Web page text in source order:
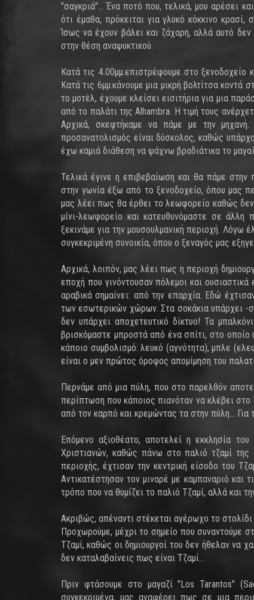
"σαγκριά"... Ένα ποτό που, τελικά, μου αρέσει
ότι έμαθα, πρόκειται για γλυκό κόκκινο
Ίσως να έχουν βάλει και ζάχαρη, αλλά αυτό
στην θέση αναψυκτικού.
Κατά τις 4.00μμ.επιστρέφουμε στο
Κατά τις 6μμ.κάνουμε μια μικρή βολτίτσα κοντά
το μοτέλ, έχουμε κλείσει εισιτήρια για μια
από το παλάτι της Alhambra. Η τιμή τους
Αρχικά, σκεφτήκαμε να πάμε με την
προσανατολισμός είναι δύσκολος, καθώς
έχω καμιά διάθεση να ψάχνω βραδιάτικα το
Τελικά έγινε η επιβεβαίωση και θα πάμε
στην γωνία έξω από το ξενοδοχείο, όπου μας
μας λέει πως θα έρθει το λεωφορείο καθώς
μίνι-λεωφορείο και κατευθυνόμαστε σε άλλη
ξεκινάμε για την μουσουλμανική περιοχή. Λόγω
συγκεκριμένη συνοικία, όπου ο ξεναγός μας
Αρχικά, λοιπόν, μας λέει πως η περιοχή
εποχή που γινόντουσαν πόλεμοι και
αραβικά σημαίνει: από την επαρχία. Εδώ
των εσωτερικών χώρων. Στα σοκάκια υπάρχει -
δεν υπάρχει αποχετευτικό δίκτυο! Τα
βρισκόμαστε μπροστά από ένα σπίτι, στο
κάποιο συμβολισμό: λευκό (αγνότητα), μπλε
είναι ο μεν πρώτος όροφος απομίμηση του
Περνάμε από μια πύλη, που στο παρελθόν
περίπτωση που κάποιος πιανόταν να κλέβει στο
από τον καρπό και κρεμώντας τα στην πύλη...
Επόμενο αξιοθέατο, αποτελεί η εκκλησία
Χριστιανών, καθώς πάνω στο παλιό τζαμί της
περιοχής, έχτισαν την κεντρική είσοδο του
Αντικατέστησαν τον μιναρέ με καμπαναριό και
τρόπο που να θυμίζει το παλιό Τζαμί, αλλά και
Ακριβώς, απέναντι στέκεται αγέρωχο το
Προχωρούμε, μέχρι το σημείο που συναντούμε
Τζαμί, καθώς οι δημιουργοί του δεν ήθελαν να
δεν καταλαβαίνεις πως είναι Τζαμί...
Πριν φτάσουμε στο μαγαζί "Los Tarantos"
συγκεκριμένα, μας αναφέρει πως σε μια